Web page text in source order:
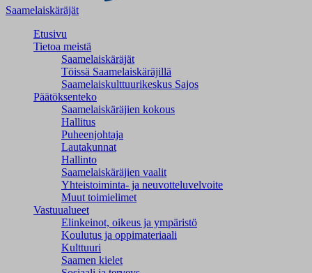
Saamelaiskäräjät
Etusivu
Tietoa meistä
Saamelaiskäräjät
Töissä Saamelaiskäräjillä
Saamelaiskulttuuri­keskus Sajos
Päätöksenteko
Saamelaiskäräjien kokous
Hallitus
Puheenjohtaja
Lautakunnat
Hallinto
Saamelaiskäräjien vaalit
Yhteistoiminta- ja neuvotteluvelvoite
Muut toimielimet
Vastuualueet
Elinkeinot, oikeus ja ympäristö
Koulutus ja oppimateriaali
Kulttuuri
Saamen kielet